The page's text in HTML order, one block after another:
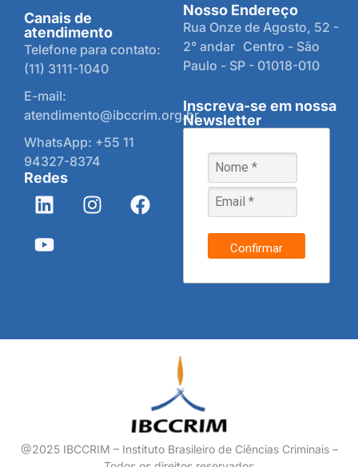
Canais de
atendimento
Telefone para contato:
(11) 3111-1040
E-mail:
atendimento@ibccrim.org.br
WhatsApp: +55 11
94327-8374
Redes
Nosso Endereço
Rua Onze de Agosto, 52 -
2° andar Centro - São
Paulo - SP - 01018-010
Inscreva-se em nossa
Newsletter
Confirmar
@2025 IBCCRIM – Instituto Brasileiro de Ciências Criminais –